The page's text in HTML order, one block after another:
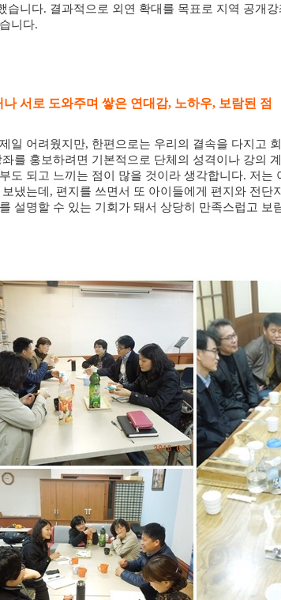
습니다. 결과적으로 외연 확대를 목표로 지역 공개강
니다.
서로 도와주며 쌓은 연대감, 노하우, 보람된 점
일 어려웠지만, 한편으로는 우리의 결속을 다지고
를 홍보하려면 기본적으로 단체의 성격이나 강의
도 되고 느끼는 점이 많을 것이라 생각합니다. 저는
냈는데 , 편지를 쓰면서 또 아이들에게 편지와 전단
설명할 수 있는 기회가 돼서 상당히 만족스럽고 보